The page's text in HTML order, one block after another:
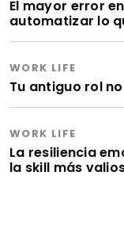
El mayor error
automatizar lo
WORK LIFE
Tu antiguo rol
WORK LIFE
La resiliencia
la skill más